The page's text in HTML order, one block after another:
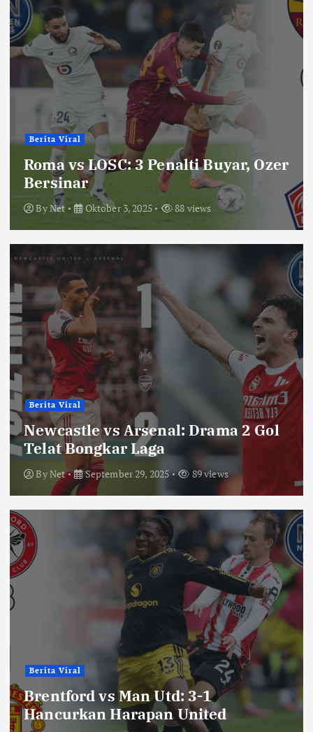
Berita Viral
Roma vs LOSC: 3 Penalti Buyar, Ozer
Bersinar
ByNet Oktober 3, 2025 88 views
Berita Viral
Newcastle vs Arsenal: Drama 2 Gol
Telat Bongkar Laga
ByNet September 29, 2025 89 views
Berita Viral
Brentford vs Man Utd: 3-1
Hancurkan Harapan United